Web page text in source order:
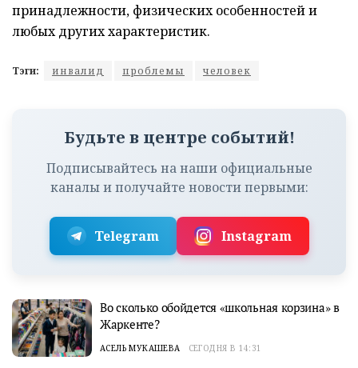
принадлежности, физических особенностей и
любых других характеристик.
Тэги: инвалид проблемы человек
Будьте в центре событий!
Подписывайтесь на наши официальные
каналы и получайте новости первыми:
Telegram Instagram
Во сколько обойдется «школьная корзина» в
Жаркенте?
АСЕЛЬ МУКАШЕВА СЕГОДНЯ В 14:31